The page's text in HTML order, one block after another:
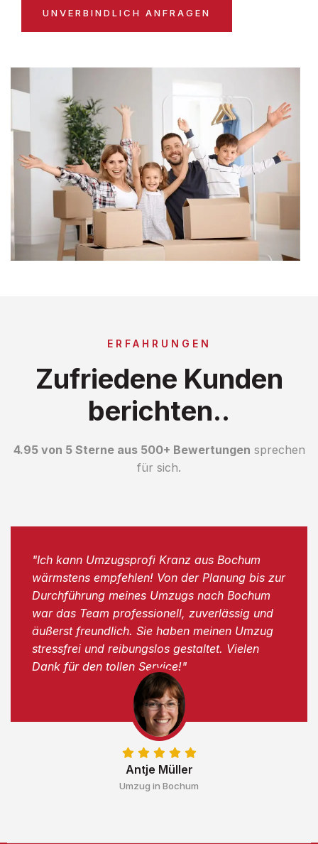
UNVERBINDLICH ANFRAGEN
ERFAHRUNGEN
Zufriedene Kunden
berichten..
4.95 von 5 Sterne aus 500+ Bewertungen sprechen
für sich.
Antje Müller
Umzug in Bochum
"Ich kann Umzugsprofi Kranz aus Bochum
wärmstens empfehlen! Von der Planung bis zur
Durchführung meines Umzugs nach Bochum
war das Team professionell, zuverlässig und
äußerst freundlich. Sie haben meinen Umzug
stressfrei und reibungslos gestaltet. Vielen
Dank für den tollen Service!"